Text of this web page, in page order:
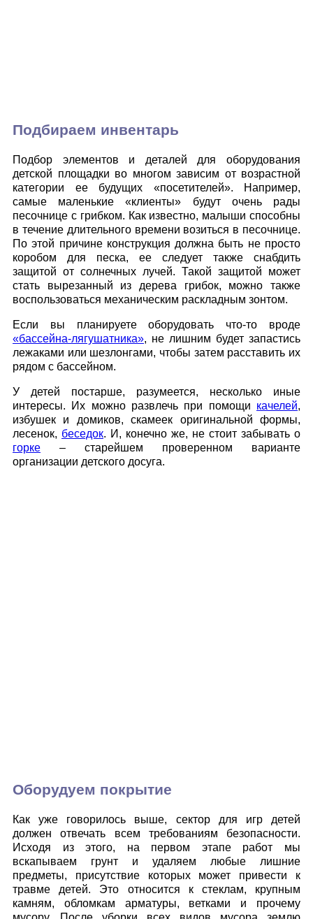
Подбираем инвентарь
Подбор элементов и деталей для оборудования
детской площадки во многом зависим от возрастной
категории ее будущих «посетителей». Например,
самые маленькие «клиенты» будут очень рады
песочнице с грибком. Как известно, малыши способны
в течение длительного времени возиться в песочнице.
По этой причине конструкция должна быть не просто
коробом для песка, ее следует также снабдить
защитой от солнечных лучей. Такой защитой может
стать вырезанный из дерева грибок, можно также
воспользоваться механическим раскладным зонтом.
Если вы планируете оборудовать что-то вроде
«бассейна-лягушатника», не лишним будет запастись
лежаками или шезлонгами, чтобы затем расставить их
рядом с бассейном.
У детей постарше, разумеется, несколько иные
интересы. Их можно развлечь при помощи качелей,
избушек и домиков, скамеек оригинальной формы,
лесенок, беседок. И, конечно же, не стоит забывать о
горке – старейшем проверенном варианте
организации детского досуга.
Оборудуем покрытие
Как уже говорилось выше, сектор для игр детей
должен отвечать всем требованиям безопасности.
Исходя из этого, на первом этапе работ мы
вскапываем грунт и удаляем любые лишние
предметы, присутствие которых может привести к
травме детей. Это относится к стеклам, крупным
камням, обломкам арматуры, ветками и прочему